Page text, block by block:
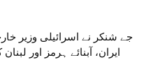
جے شنکر نے اسرائیلی وزیر
ایران، آبنائے ہرمز اور